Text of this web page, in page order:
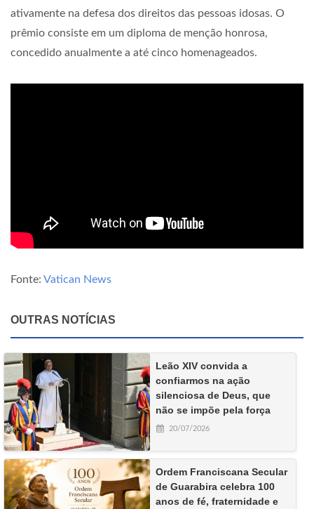
ativamente na defesa dos direitos das pessoas idosas. O
prêmio consiste em um diploma de menção honrosa,
concedido anualmente a até cinco homenageados.
Fonte: Vatican News
OUTRAS NOTÍCIAS
Leão XIV convida a
confiarmos na ação
silenciosa de Deus, que
não se impõe pela força
20/07/2026
Ordem Franciscana Secular
de Guarabira celebra 100
anos de fé, fraternidade e